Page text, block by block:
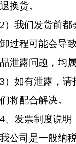
退换货。
2）我们发货前
卸过程可能会导
品泄露问题，均
3）如有泄露，
们将配合解决。
4、发票制度说明
我公司是一般纳